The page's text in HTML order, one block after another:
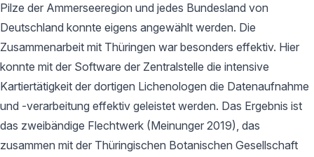
Pilze der Ammerseeregion und jedes Bundesland von
Deutschland konnte eigens angewählt werden. Die
Zusammenarbeit mit Thüringen war besonders effektiv. Hier
konnte mit der Software der Zentralstelle die intensive
Kartiertätigkeit der dortigen Lichenologen die Datenaufnahme
und -verarbeitung effektiv geleistet werden. Das Ergebnis ist
das zweibändige Flechtwerk (Meinunger 2019), das
zusammen mit der Thüringischen Botanischen Gesellschaft